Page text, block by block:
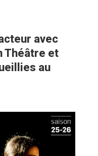
avec
Théâtre et
au